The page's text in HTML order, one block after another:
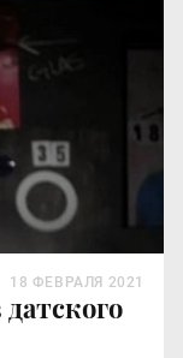
18 ФЕВРАЛЯ 2021